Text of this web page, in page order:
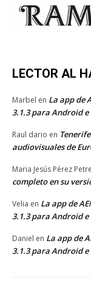
LECTOR AL
Marbel en La app de
3.1.3 para Android e
Raul dario en
audiovisuales de
Maria Jesús Pérez
completo en su
Velia en La app de
3.1.3 para Android e
Daniel en La app de
3.1.3 para Android e